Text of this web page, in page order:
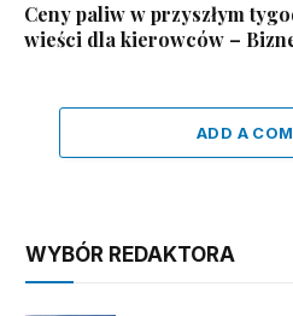
Ceny paliw w przyszłym
wieści dla kierowców –
ADD A
WYBÓR REDAKTORA